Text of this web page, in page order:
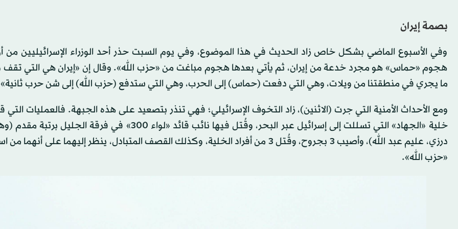
بصمة إيران
وفي الأسبوع الماضي بشكل خاص زاد الحديث في هذا الموضوع، وفي يوم السبت حذر أحد الوزراء الإسرائيليين من
هجوم «حماس» هو مجرد خدعة من إيران، ثم يأتي بعدها هجوم مباغت من «حزب الله». وقال إن «إيران هي التي تقف
ما يجري في منطقتنا من ويلات، وهي التي دفعت (حماس) إلى الحرب، وهي التي ستدفع (حزب الله) إلى شن حرب
ومع الأحداث الأمنية التي جرت (الاثنين)، زاد التخوف الإسرائيلي؛ فهي تنذر بتصعيد على هذه الجبهة. فالعمليات التي
خلية «الجهاد» التي تسللت إلى إسرائيل عبر البحر، وقُتل فيها نائب قائد «لواء 300» في فرقة
درزي، عليم عبد الله)، وأصيب 3 بجروح، وقُتل 3 من أفراد الخلية، وكذلك القصف المتبادل، ينظر إليهما على أنهما
«حزب الله».